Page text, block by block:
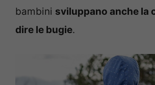
bambini sviluppano anche la
dire le bugie.